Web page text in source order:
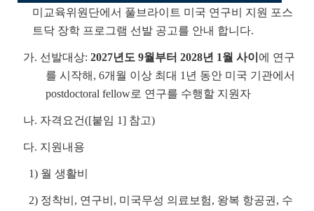
미교육위원단에서 풀브라이트 미국 연구비 지원 포스
트닥 장학 프로그램 선발 공고를 안내 합니다.
가. 선발대상: 2027년도 9월부터 2028년 1월 사이 에 연구
를 시작해, 6개월 이상 최대 1년 동안 미국 기관에서
postdoctoral fellow로 연구를 수행할 지원자
나. 자격요건([붙임 1] 참고)
다. 지원내용
1) 월 생활비
2) 정착비, 연구비, 미국무성 의료보험, 왕복 항공권, 수